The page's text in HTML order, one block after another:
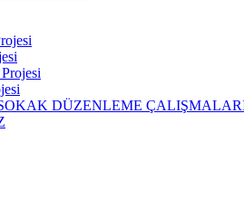
DÜZENLEME